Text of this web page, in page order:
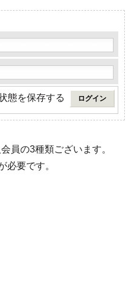
態を保存する
員の3種類ございます。
必要です。